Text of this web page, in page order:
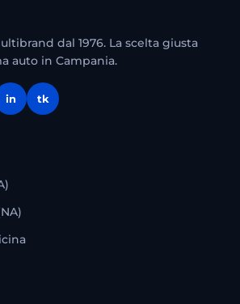
dal 1976. La scelta giusta
auto in Campania.
in tk